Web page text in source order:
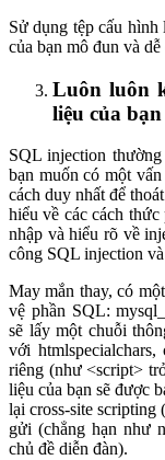
Sử dụng tệp cấu
của bạn mô đun và
Luôn luôn
liệu của bạn
SQL injection
bạn muốn có một
cách duy nhất để
hiểu về các cách
nhập và hiểu rõ về
công SQL injection
May mắn thay, có
vệ phần SQL:
sẽ lấy một chuỗi
với
riêng (như <script>
liệu của bạn sẽ được
lại cross-site
gửi (chẳng hạn như
chủ đề diễn đàn).